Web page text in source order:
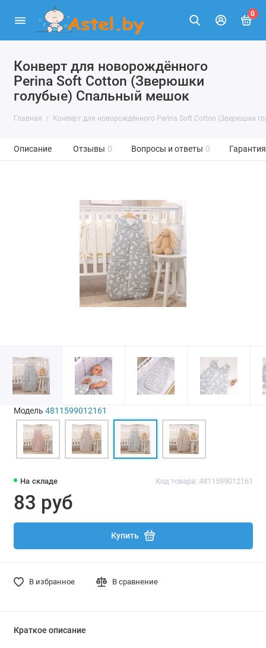
0
Конверт для новорождённого
Perina Soft Cotton (Зверюшки
голубые) Спальный мешок
Главная Конверт для новорождённого Perina Soft Cotton (Зверюшки
Описание Отзывы 0 Вопросы и ответы 0 Гарантия
На складе Код товара: 4811599012161
83 руб
Купить
В избранное В сравнение
Модель 4811599012161
Краткое описание